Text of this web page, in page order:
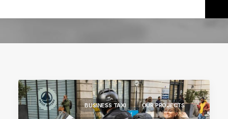
BUSINESS TAXI OUR PROJECTS